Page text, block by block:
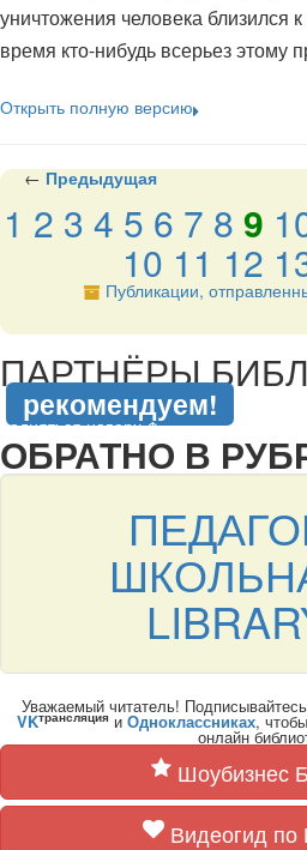
уничтожения человека близился
время кто-нибудь всерьез этому
Открыть полную версию
← Предыдущая
1 2 3 4 5 6 7 8 9
10 11 12
Публикации,
ПАРТНЁРЫ
рекомендуем!
подняться наверх ↑
ОБРАТНО В
Уважаемый читатель!
VKтрансляция и Одноклассниках,
онлайн
Шоубизнес
Видеогид по